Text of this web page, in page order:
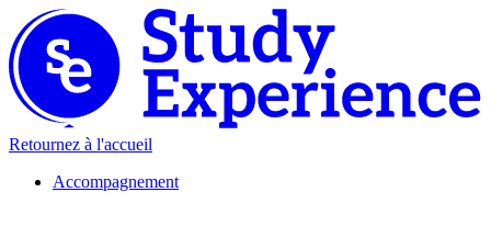
Retournez à l'accueil
Accompagnement